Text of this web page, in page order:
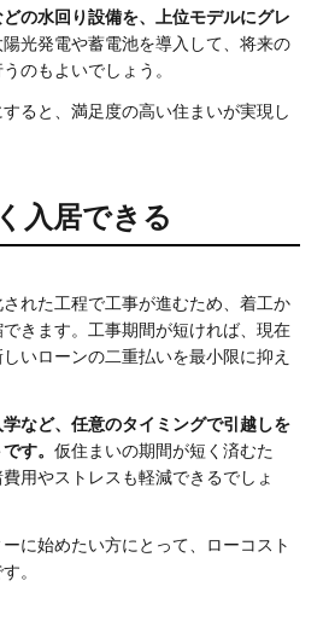
の水回り設備を、上位モデルにグレ
陽光発電や蓄電池を導入して、将来の
のもよいでしょう。
ると、満足度の高い住まいが実現し
入居できる
れた工程で工事が進むため、着工か
きます。工事期間が短ければ、現在
いローンの二重払いを最小限に抑え
など、任意のタイミングで引越しを
す。 仮住まいの期間が短く済むた
用やストレスも軽減できるでしょ
に始めたい方にとって、ローコスト
。